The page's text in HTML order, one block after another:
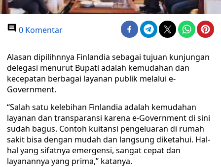
0 Komentar
Alasan dipilihnnya Finlandia sebagai tujuan kunjungan
delegasi menurut Bupati adalah kemudahan dan
kecepatan berbagai layanan publik melalui e-
Government.
“Salah satu kelebihan Finlandia adalah kemudahan
layanan dan transparansi karena e-Government di sini
sudah bagus. Contoh kuitansi pengeluaran di rumah
sakit bisa dengan mudah dan langsung diketahui. Hal-
hal yang sifatnya emergensi, sangat cepat dan
layanannya yang prima,” katanya.